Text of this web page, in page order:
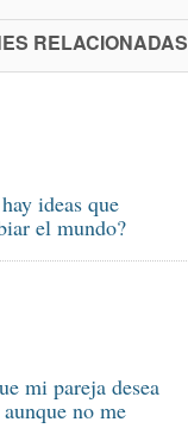
RELACIONADAS
ideas que
el mundo?
mi pareja desea
no me